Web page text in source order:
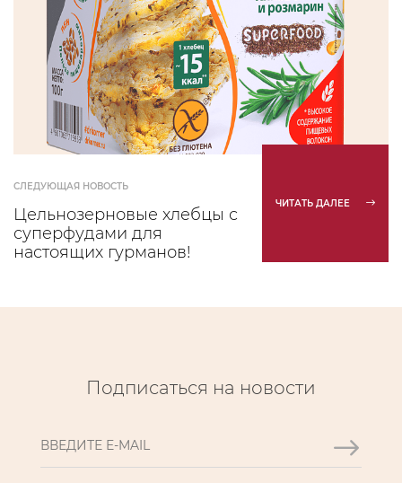
СЛЕДУЮЩАЯ НОВОСТЬ
Цельнозерновые хлебцы с
суперфудами для
настоящих гурманов!
ЧИТАТЬ ДАЛЕЕ
Подписаться на новости